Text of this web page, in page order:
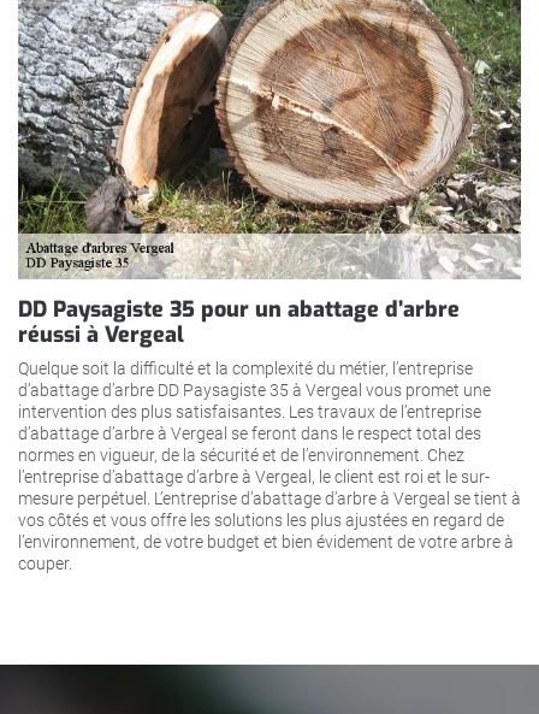
DD Paysagiste 35 pour un abattage d’arbre
réussi à Vergeal
Quelque soit la difficulté et la complexité du métier, l’entreprise
d’abattage d’arbre DD Paysagiste 35 à Vergeal vous promet une
intervention des plus satisfaisantes. Les travaux de l’entreprise
d’abattage d’arbre à Vergeal se feront dans le respect total des
normes en vigueur, de la sécurité et de l’environnement. Chez
l’entreprise d’abattage d’arbre à Vergeal, le client est roi et le sur-
mesure perpétuel. L’entreprise d’abattage d’arbre à Vergeal se tient à
vos côtés et vous offre les solutions les plus ajustées en regard de
l’environnement, de votre budget et bien évidement de votre arbre à
couper.